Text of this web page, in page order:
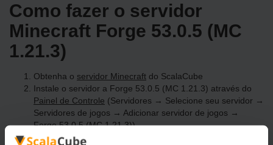
Como fazer o servidor
Minecraft Forge 53.0.5 (MC
1.21.3)
Obtenha o servidor Minecraft do ScalaCube
Instale o servidor a Forge 53.0.5 (MC 1.21.3) através do
Painel de Controle (Servidores → Selecione seu servidor →
Servidores de jogos → Adicionar servidor de jogos →
Forge 53.0.5 (MC 1.21.3))
Divirta-se jogando no servidor!